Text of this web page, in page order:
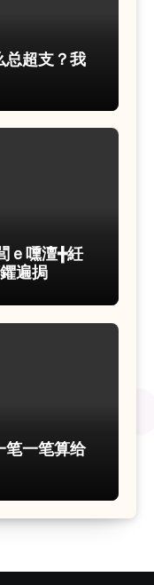
总超支？我
ｅ嚑澶╋紝
遍挶
笔一笔算给